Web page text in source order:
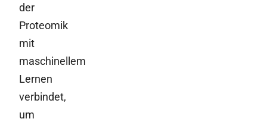
der
Proteomik
mit
maschinellem
Lernen
verbindet,
um